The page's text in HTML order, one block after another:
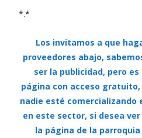
*.*
Los invitamos a que
proveedores abajo,
ser la publicidad, pero
página con acceso
nadie esté comercializando
en este sector, si desea
la página de la